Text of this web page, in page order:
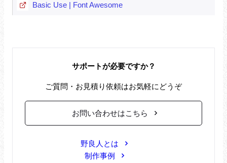
Basic Use | Font Awesome
サポートが必要ですか？
ご質問・お見積り依頼はお気軽にどうぞ
お問い合わせはこちら
野良人とは
制作事例